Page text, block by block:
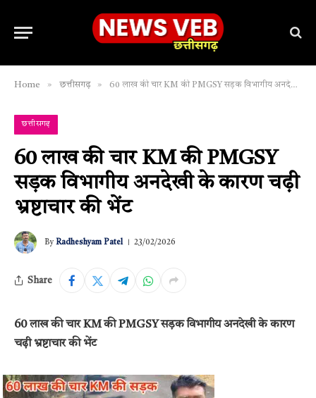
Home » छत्तीसगढ़ » 60 लाख की चार KM की PMGSY सड़क विभागीय अनदेखी के कारण चढ़ी भ्रष्टाचार की भेंट
छत्तीसगढ़
60 लाख की चार KM की PMGSY
सड़क विभागीय अनदेखी के कारण चढ़ी
भ्रष्टाचार की भेंट
By Radheshyam Patel 23/02/2026
Share
60 लाख की चार KM की PMGSY सड़क विभागीय अनदेखी के कारण
चढ़ी भ्रष्टाचार की भेंट